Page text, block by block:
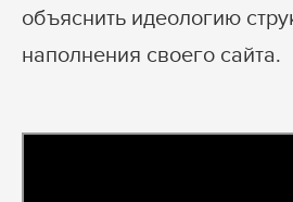
объяснить идеологию
наполнения своего сайта.